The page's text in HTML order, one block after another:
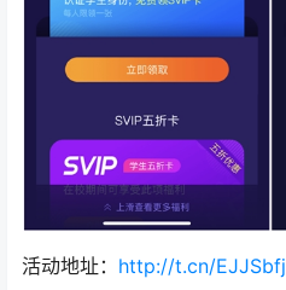
活动地址： http://t.cn/EJJSbfj